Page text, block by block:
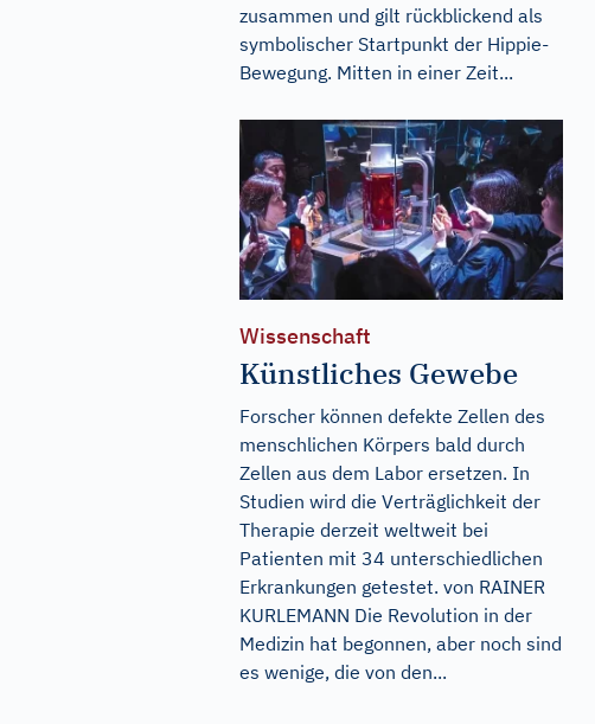
zusammen und gilt rückblickend als
symbolischer Startpunkt der Hippie-
Bewegung. Mitten in einer Zeit...
Wissenschaft
Künstliches Gewebe
Forscher können defekte Zellen des
menschlichen Körpers bald durch
Zellen aus dem Labor ersetzen. In
Studien wird die Verträglichkeit der
Therapie derzeit weltweit bei
Patienten mit 34 unterschiedlichen
Erkrankungen getestet. von RAINER
KURLEMANN Die Revolution in der
Medizin hat begonnen, aber noch sind
es wenige, die von den...